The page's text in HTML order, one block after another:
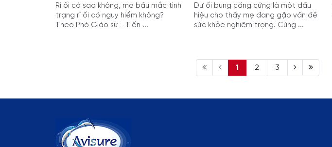
Rỉ ối có sao không, mẹ bầu mắc tình
trạng rỉ ối có nguy hiểm không?
Theo Phó Giáo sư - Tiến ...
Dư ối bụng căng cứng là một dấu
hiệu cho thấy mẹ đang gặp vấn đề
sức khỏe nghiêm trọng. Cùng ...
1 2 3